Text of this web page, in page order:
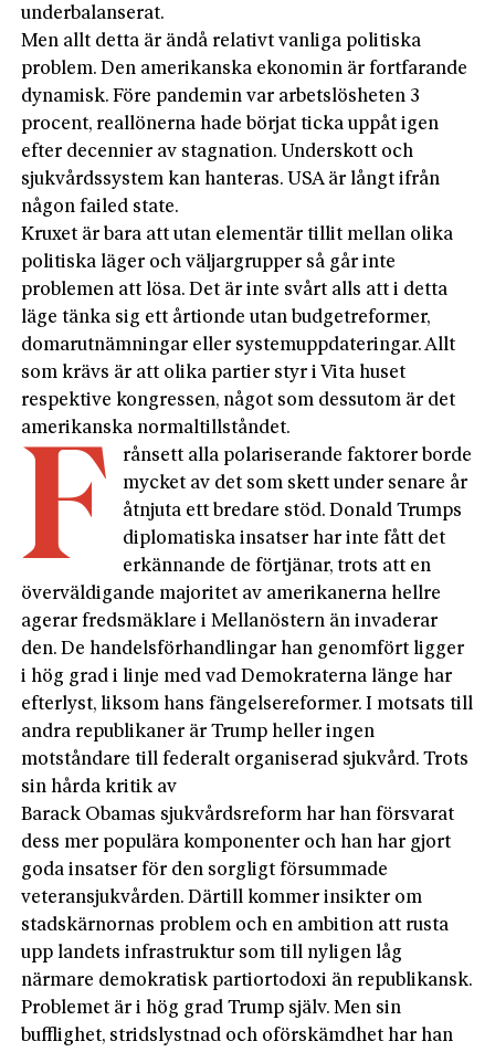
underbalanserat.
Men allt detta är ändå relativt vanliga politiska
problem. Den amerikanska ekonomin är fortfarande
dynamisk. Före pandemin var arbetslösheten 3
procent, reallönerna hade börjat ticka uppåt igen
efter decennier av stagnation. Underskott och
sjukvårds­system kan hanteras. USA är långt ifrån
någon failed state.
Kruxet är bara att utan elementär tillit mellan olika
politiska läger och väljargrupper så går inte
problemen att lösa. Det är inte svårt alls att i detta
läge tänka sig ett årtionde utan budget­reformer,
domarutnämningar eller systemuppdateringar. Allt
som krävs är att olika partier styr i Vita huset
respektive kongressen, något som dessutom är det
amerikanska normaltillståndet.
F
rånsett alla polariserande faktorer borde
mycket av det som skett under senare år
åtnjuta ett bredare stöd. Donald Trumps
di­plomatiska insatser har inte fått det
erkännande de förtjänar, trots att en
överväldigande majoritet av amerikanerna hellre
agerar fredsmäklare i Mellanöstern än invaderar
den. De handelsförhandlingar han genomfört ligger
i hög grad i linje med vad Demokraterna länge har
efterlyst, liksom hans fängelsereformer. I motsats till
andra republikaner är Trump heller ingen
motståndare till federalt organiserad sjukvård. Trots
sin hårda kritik av
Barack Obamas sjukvårdsreform har han försvarat
dess mer populära komponenter och han har gjort
goda insatser för den sorgligt försummade
veteransjukvården. Därtill kommer insikter om
stadskärnornas problem och en ambition att rusta
upp landets infrastruktur som till nyligen låg
närmare demokratisk partiortodoxi än republikansk.
Problemet är i hög grad Trump själv. Men sin
bufflighet, stridslystnad och oförskämdhet har han